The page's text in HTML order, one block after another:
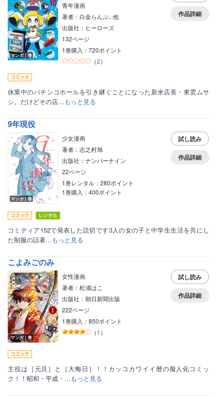
マンガ｜巻
青年漫画
著者：白金らんぷ...他
出版社：ヒーローズ
132ページ
1巻購入：720ポイント
（2）
作品詳細
休業中のパチンコホールを引き継ぐことになった新米店長・東雲ムサ
シ。だけどその店…もっと見る
9年現役
マンガ｜巻
少女漫画
著者：志之村旭
出版社：ナンバーナイン
22ページ
1巻レンタル：280ポイント
1巻購入：400ポイント
試し読み
作品詳細
コミティア152で発表した読切です3人の女の子と中学生生活を共にし
た制服の話著…もっと見る
こよみごのみ
マンガ｜巻
女性漫画
著者：松浦はこ
出版社：朝日新聞出版
222ページ
1巻購入：850ポイント
（1 ）
試し読み
作品詳細
主役は［元旦］と［大晦日］！！カッコカワイイ暦の擬人化コミッ
ク！！昭和・平成・…もっと見る